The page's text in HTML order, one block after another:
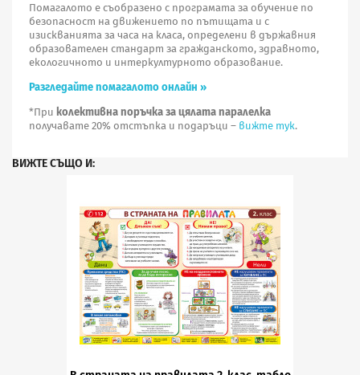
Помагалото е съобразено с програмата за обучение по
безопасност на движението по пътищата и с
изискванията за часа на класа, определени в държавния
образователен стандарт за гражданското, здравното,
екологичното и интеркултурното образование.
Разгледайте помагалото онлайн »
*При колективна поръчка за цялата паралелка
получавате 20% отстъпка и подаръци – вижте тук.
ВИЖТЕ СЪЩО И: